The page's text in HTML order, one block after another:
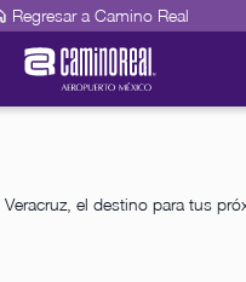
Regresar a Camino Real
el destino para tus